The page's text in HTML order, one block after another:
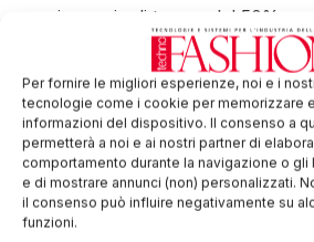
Per fornire le migliori esperienze, noi e i
tecnologie come i cookie per memorizzare
informazioni del dispositivo. Il consenso a
permetterà a noi e ai nostri partner di
comportamento durante la navigazione o gli
e di mostrare annunci (non) personalizzati.
il consenso può influire negativamente su
funzioni.
un risparmio di tempo del 50%
pieghe,” aggiunge Daniel Frégier.
“Lectra vanta un team esperto e
in grado di accompagnarci lungo
upgrade”, spiega Olfa Abdelmoula
responsabile acquisti presso
tunisino che si specializza in